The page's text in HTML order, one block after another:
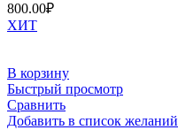
800.00₽
ХИТ
В корзину
Быстрый просмотр
Сравнить
Добавить в список желаний